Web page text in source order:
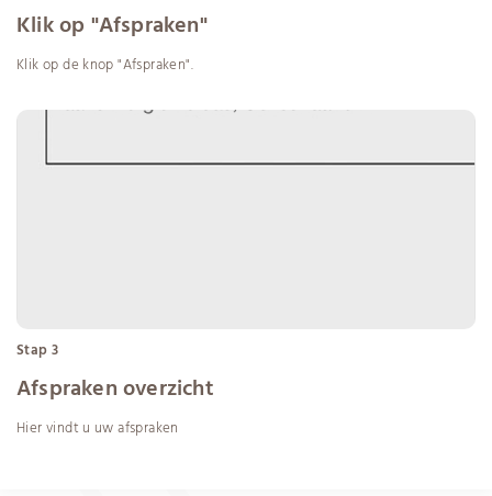
Klik op "Afspraken"
Klik op de knop "Afspraken".
Stap 3
Afspraken overzicht
Hier vindt u uw afspraken